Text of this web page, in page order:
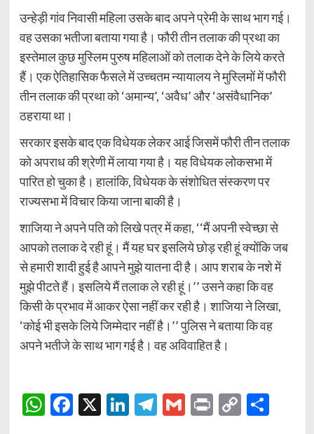
उन्हेड़ी गांव निवासी महिला उसके बाद अपने प्रेमी के साथ भाग गई।
वह उसका भतीजा बताया गया है। फौरी तीन तलाक की प्रथा का
इस्तेमाल कुछ मुस्लिम पुरुष महिलाओं को तलाक देने के लिये करते
हैं। एक ऐतिहासिक फैसले में उच्चतम न्यायालय ने मुस्लिमों में फौरी
तीन तलाक की प्रथा को ‘अमान्य’, ‘अवैध’ और ‘असंवैधानिक’
ठहराया था।
सरकार इसके बाद एक विधेयक लेकर आई जिसमें फौरी तीन तलाक
को अपराध की श्रेणी में लाया गया है। यह विधेयक लोकसभा में
पारित हो चुका है। हालांकि, विधेयक के संशोधित संस्करण पर
राज्यसभा में विचार किया जाना बाकी है।
शाजिया ने अपने पति को लिखे पत्र में कहा, ‘‘मैं अपनी स्वेच्छा से
आपको तलाक दे रही हूं। मैं यह घर इसलिये छोड़ रही हूं क्योंकि जब
से हमारी शादी हुई है आपने मुझे यातना दी है। आप शराब के नशे में
मुझे पीटते हैं। इसलिये मैं तलाक ले रही हूं।’’ उसने कहा कि वह
किसी के प्रभाव में आकर ऐसा नहीं कर रही है। शाजिया ने लिखा,
‘कोई भी इसके लिये जिम्मेदार नहीं है।’’ पुलिस ने बताया कि वह
अपने भतीजे के साथ भाग गई है। वह अविवाहित है।
WhatsApp
Facebook
X LinkedIn
Telegram
Gmail
Print
Copy